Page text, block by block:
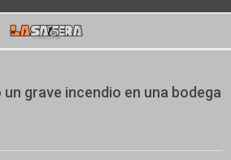
un grave incendio en una bodega